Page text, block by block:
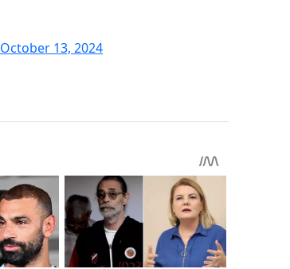
October 13, 2024